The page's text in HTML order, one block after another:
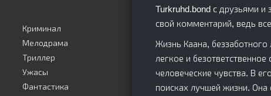
Turkruhd.bond с друзьями и
свой комментарий, ведь
Жизнь Каана,
легкое и
человеческие чувства. В
поисках лучшей жизни. Она
Криминал
Мелодрама
Триллер
Ужасы
Фантастика